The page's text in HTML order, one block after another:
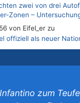
zwei von drei
Zonen –
von Eifel_er zu
offiziell als neuer
„Ist mir eine große
von Hausmeister zu
wieder Mekka des
zum